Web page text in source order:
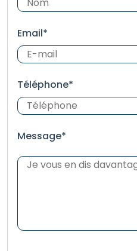
Email*
Téléphone*
Message*